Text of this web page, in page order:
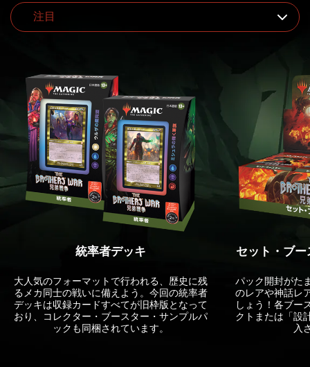
統率者デッキ
大人気のフォーマットで行われる、歴史に残
るメカ同士の戦いに備えよう。今回の統率者
デッキは収録カードすべてが旧枠版となって
おり、コレクター・ブースター・サンプルパ
ックも同梱されています。
セット・ブ
パック開封がた
のレアや神話レ
しょう！各ブー
クトまたは「設
入